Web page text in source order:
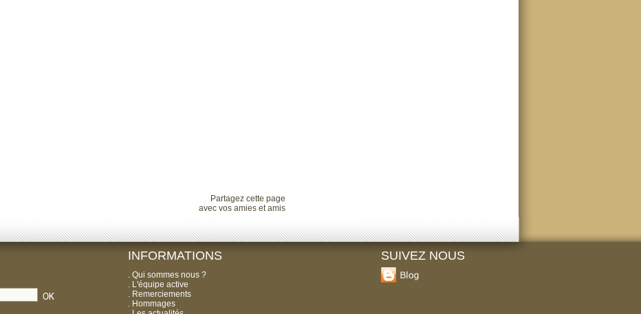
Partagez cette page
avec vos amies et amis
INFORMATIONS
. Qui sommes nous ?
. L'équipe active
. Remerciements
. Hommages
SUIVEZ NOUS